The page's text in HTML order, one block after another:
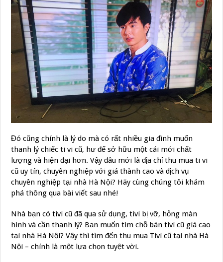
Đó cũng chính là lý do mà có rất nhiều gia đình muốn
thanh lý chiếc ti vi cũ, hư để sở hữu một cái mới chất
lượng và hiện đại hơn. Vậy đâu mới là địa chỉ thu mua ti vi
cũ uy tín, chuyên nghiệp với giá thành cao và dịch vụ
chuyên nghiệp tại nhà Hà Nội? Hãy cùng chúng tôi khám
phá thông qua bài viết sau nhé!
Nhà bạn có tivi cũ đã qua sử dụng, tivi bị vỡ, hỏng màn
hình và cần thanh lý? Bạn muốn tìm chỗ bán tivi cũ giá cao
tại nhà Hà Nội? Vậy thì tìm đến thu mua Tivi cũ tại nhà Hà
Nội – chính là một lựa chọn tuyệt vời.